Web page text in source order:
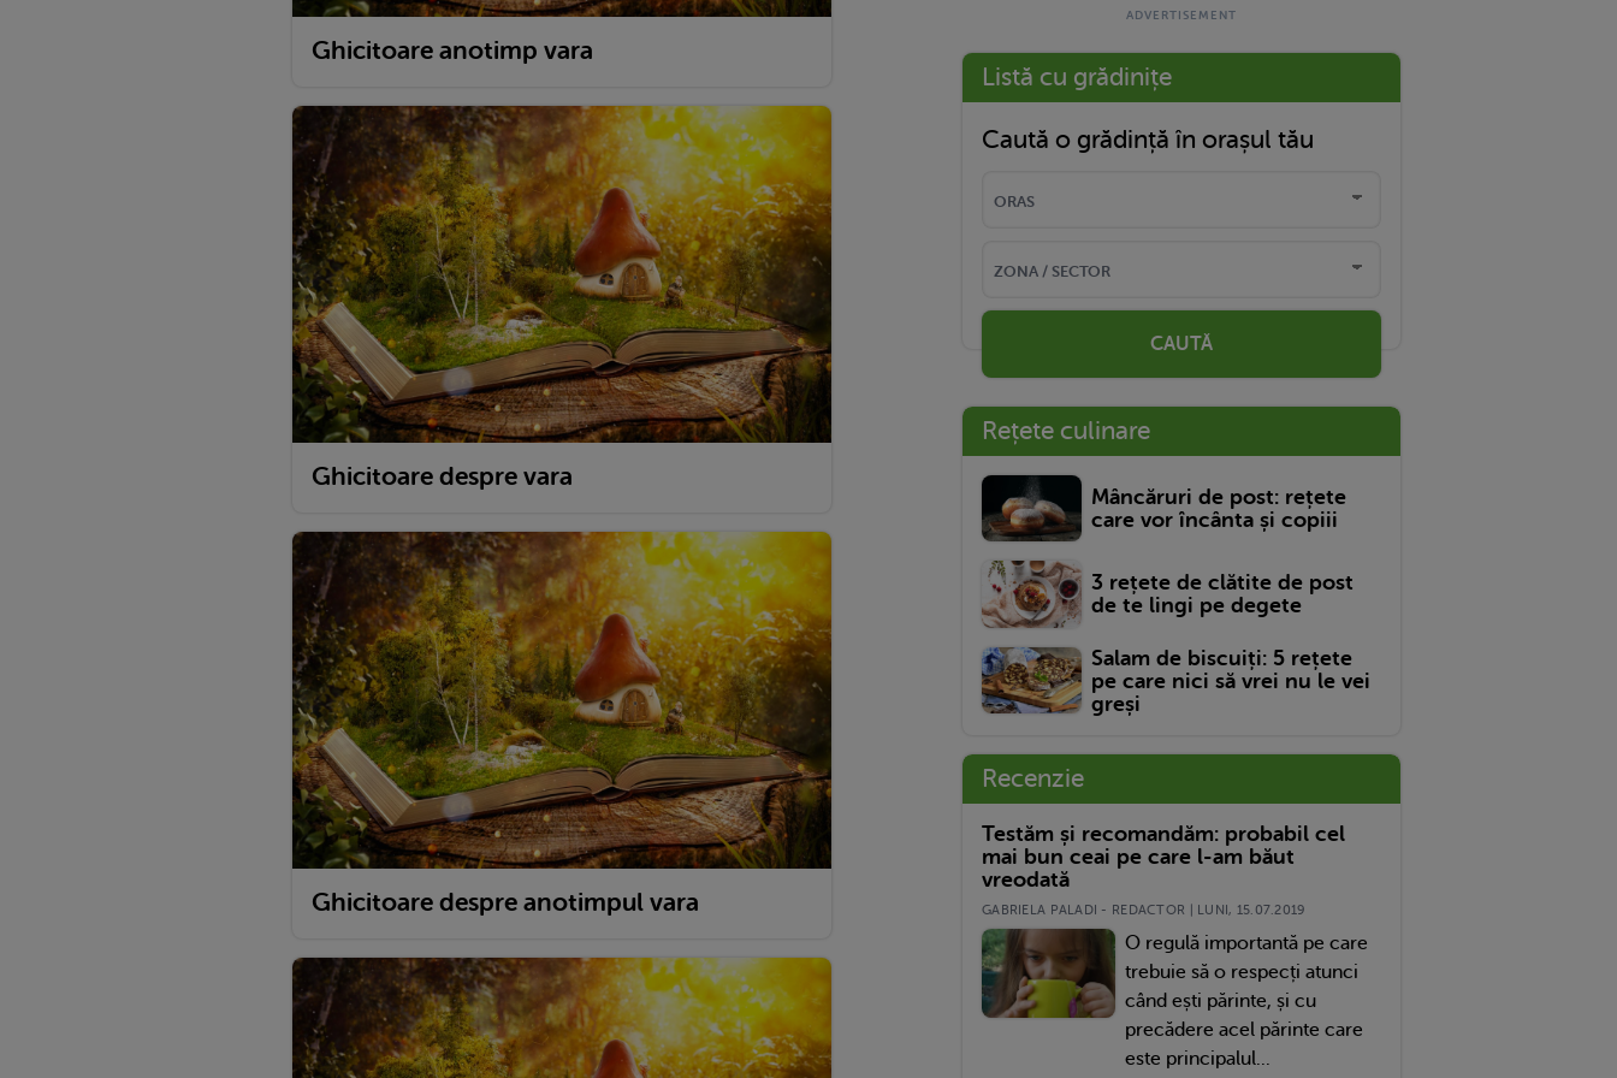
Ghicitoare anotimp vara
Ghicitoare despre vara
Ghicitoare despre anotimpul vara
Listă cu grădinițe
Caută o grădință în orașul tău
CAUTĂ
Rețete culinare
Mâncăruri de post: rețete
care vor încânta și copiii
3 rețete de clătite de post
de te lingi pe degete
Salam de biscuiți: 5 rețete
pe care nici să vrei nu le vei
greși
Recenzie
Testăm și recomandăm: probabil cel
mai bun ceai pe care l-am băut
vreodată
GABRIELA PALADI - REDACTOR | LUNI, 15.07.2019
O regulă importantă pe care
trebuie să o respecți atunci
când ești părinte, și cu
precădere acel părinte care
este principalul...